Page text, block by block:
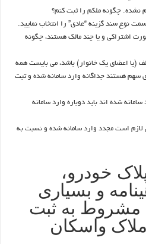
نشده. چگونه ملکم را ثبت کنم؟
نوع سند گزینه “عادی” را انتخاب نمایید.
اشتراکی و یا چند مالک هستند، چگونه
(یا اعضای یک خانوار) باشد، می بایست همه
سهم هستند جداگانه وارد سامانه شده و ثبت
شده اند باید دوباره وارد سامانه
لازم است مجدد وارد سامانه شده و نسبت به
خودرو،
و بسیاری
مشروط به ثبت
واسکان